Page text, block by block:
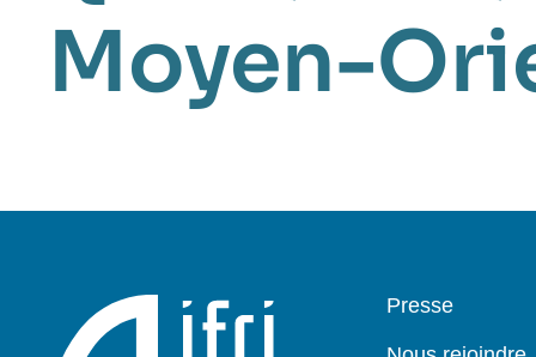
Moyen-
Pied
Presse